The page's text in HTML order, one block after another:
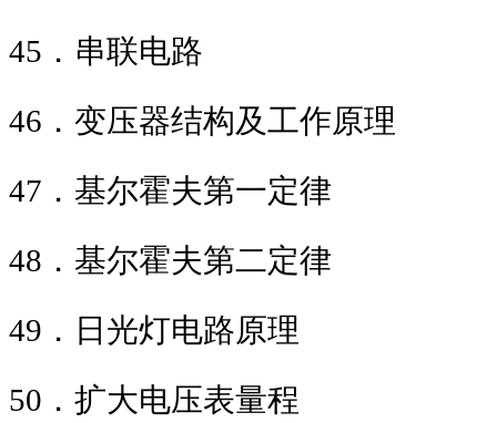
45 ．串联电路
46 ．变压器结构及工作
47 ．基尔霍夫第
48 ．基尔霍夫第
49 ．日光灯电路原理
50 ．扩大电压表